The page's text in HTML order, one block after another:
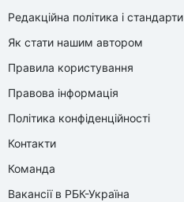
Редакційна політика і стандарти
Як стати нашим автором
Правила користування
Правова інформація
Політика конфіденційності
Контакти
Команда
Вакансії в РБК-Україна